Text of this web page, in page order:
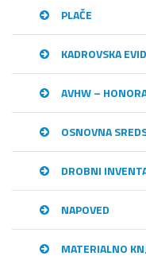
PLAČE
KADROVSKA
AVHW –
OSNOVNA
DROBNI
NAPOVED
MATERIALNO